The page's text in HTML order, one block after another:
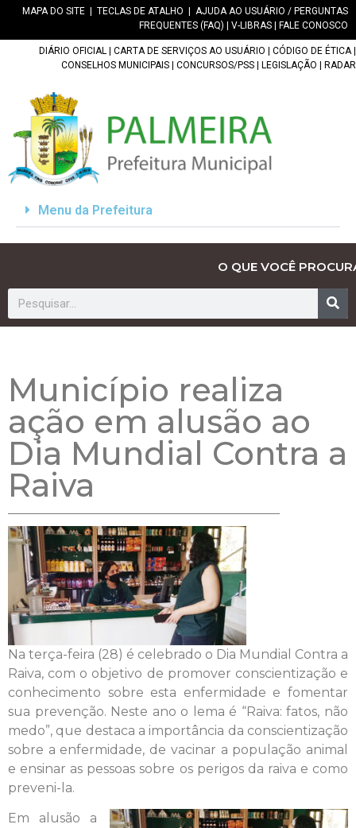
MAPA DO SITE TECLAS DE ATALHO
AJUDA AO USUÁRIO / PERGUNTAS
FREQUENTES (FAQ)
V-LIBRAS FALE CONOSCO
DIÁRIO OFICIAL CARTA DE SERVIÇOS AO USUÁRIO CÓDIGO DE ÉTICA|
CONSELHOS MUNICIPAIS
CONCURSOS/PSS LEGISLAÇÃO RADAR
Menu da Prefeitura
O QUE VOCÊ
Município realiza
ação em alusão ao
Dia Mundial Contra a
Raiva
Na terça-feira (28) é celebrado o Dia Mundial Contra a
Raiva, com o objetivo de promover conscientização e
conhecimento sobre esta enfermidade e fomentar
sua prevenção. Neste ano o lema é “Raiva: fatos, não
medo”, que destaca a importância da conscientização
sobre a enfermidade, de vacinar a população animal
e ensinar as pessoas sobre os perigos da raiva e como
preveni-la.
Em alusão a